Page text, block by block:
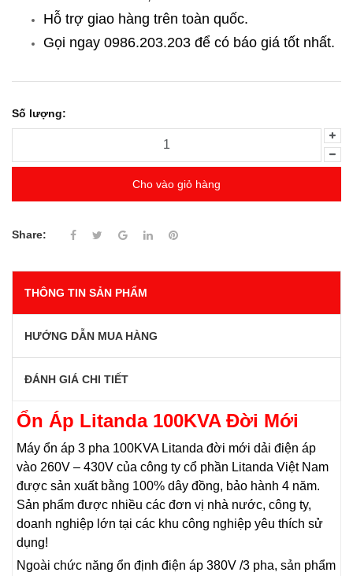
Hỗ trợ giao hàng trên toàn quốc.
Gọi ngay 0986.203.203 để có báo giá tốt nhất.
Số lượng:
Cho vào giỏ hàng
Share:
THÔNG TIN SẢN PHẨM
HƯỚNG DẪN MUA HÀNG
ĐÁNH GIÁ CHI TIẾT
Ổn Áp Litanda 100KVA Đời Mới
Máy ổn áp 3 pha 100KVA Litanda đời mới dải điện áp
vào 260V – 430V của công ty cổ phần Litanda Việt Nam
được sản xuất bằng 100% dây đồng, bảo hành 4 năm.
Sản phẩm được nhiều các đơn vị nhà nước, công ty,
doanh nghiệp lớn tại các khu công nghiệp yêu thích sử
dụng!
Ngoài chức năng ổn định điện áp 380V /3 pha, sản phẩm